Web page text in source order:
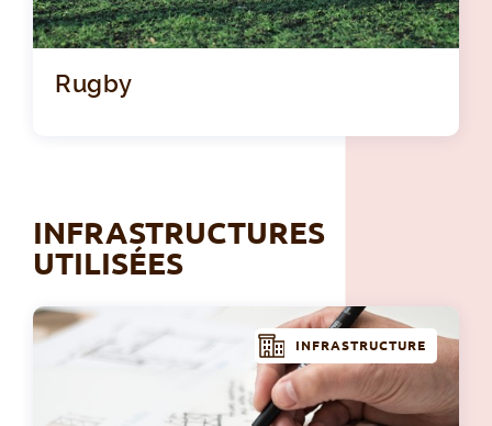
Rugby
INFRASTRUCTURES
UTILISÉES
INFRASTRUCTURE